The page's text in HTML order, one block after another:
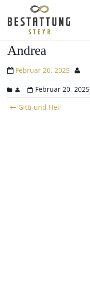
Andrea
Februar 20, 2025
Februar 20, 2025
PostGitti und Heli